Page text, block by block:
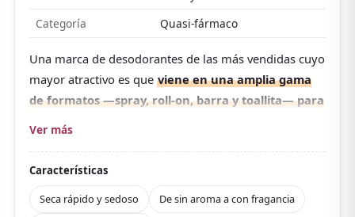
Categoría
Quasi-fármaco
Una marca de desodorantes de las más vendidas cuyo
mayor atractivo es que viene en una amplia gama
de formatos —spray, roll-on, barra y toallita— para
IPMP y el antitranspirante alumbre calcinado para
cuidar el sudor y el olor a largo plazo.
Algunos tipos añaden fragancia que enmascara el olor
Ver más
Características
Seca rápido y sedoso
De sin aroma a con fragancia